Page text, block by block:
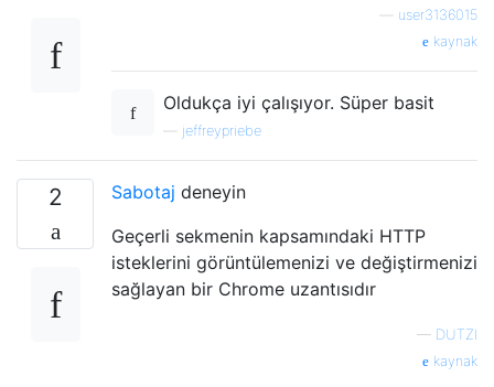
user3136015
kaynak
Oldukça iyi çalışıyor. Süper basit
jeffreypriebe
2 Sabotaj deneyin
Geçerli sekmenin kapsamındaki HTTP
isteklerini görüntülemenizi ve değiştirmenizi
sağlayan bir Chrome uzantısıdır
— DUTZI
kaynak